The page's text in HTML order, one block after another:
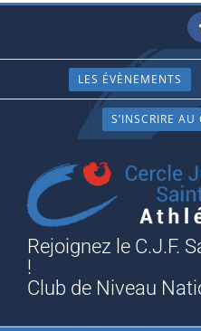
Passer
contenu
LES ÉVÈNEMENTS
S’INSCRIRE
Rejoignez le C.J.F.
!
Club de Niveau